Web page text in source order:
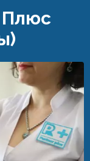
Плюс